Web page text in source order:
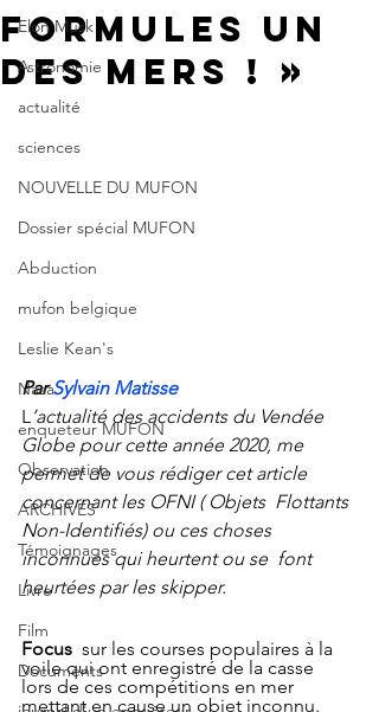
Elon Musk
Astronomie
actualité
sciences
NOUVELLE DU MUFON
Dossier spécial MUFON
Abduction
mufon belgique
Leslie Kean's
Nasa
enqueteur MUFON
Observation
ARCHIVES
Témoignages
Livre
Film
Documents
Formules un
des mers ! »
Par Sylvain Matisse
L’actualité des accidents du Vendée
Globe pour cette année 2020, me
permet de vous rédiger cet article
concernant les OFNI ( Objets  Flottants
Non-Identifiés) ou ces choses
inconnues qui heurtent ou se  font
heurtées par les skipper.
Focus
  sur les courses populaires à la
voile qui ont enregistré de la casse
lors de ces compétitions en mer
mettant en cause un objet inconnu.